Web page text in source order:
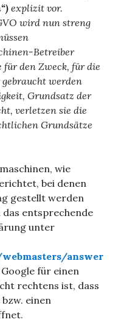
explizit vor.
wird nun streng
Betreiber
für den Zweck, für die
werden
Grundsatz der
verletzen sie die
Grundsätze
wie
bei denen
gestellt werden
das entsprechende
unter
answer
für einen
rechtens ist, dass
einen